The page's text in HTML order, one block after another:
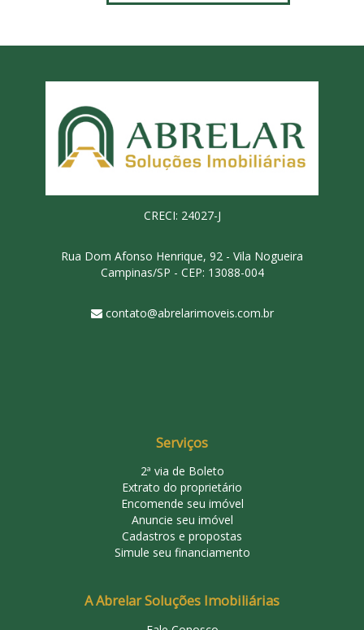
CRECI: 24027-J
Rua Dom Afonso Henrique, 92 - Vila Nogueira
Campinas/SP - CEP: 13088-004
contato@abrelarimoveis.com.br
Serviços
2ª via de Boleto
Extrato do proprietário
Encomende seu imóvel
Anuncie seu imóvel
Cadastros e propostas
Simule seu financiamento
A Abrelar Soluções Imobiliárias